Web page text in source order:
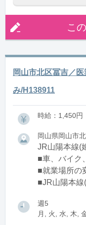
こ
岡山市北区冨吉／
み/H138911
時給：1,450円
岡山県岡山市
JR山陽本線(
■車、バイク
■就業場所の
■JR山陽本線
週5
月, 火, 水, 木,